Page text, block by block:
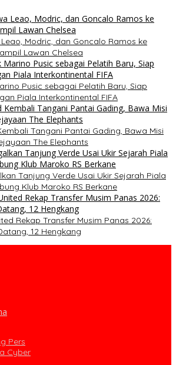
Modric, dan Goncalo Ramos ke
Lawan Chelsea
Pusic sebagai Pelatih Baru, Siap
Piala Interkontinental FIFA
Tangani Pantai Gading, Bawa Misi
The Elephants
Tanjung Verde Usai Ukir Sejarah Piala
Klub Maroko RS Berkane
Rekap Transfer Musim Panas 2026:
12 Hengkang
Pers
Cyber